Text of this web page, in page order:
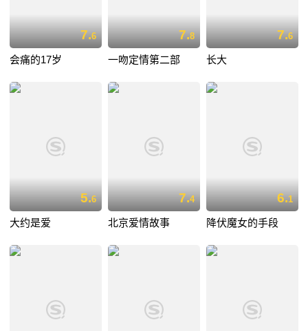
7.6
会痛的17岁
7.8
一吻定情第二部
7.6
长大
5.6
大约是爱
7.4
北京爱情故事
6.1
降伏魔女的手段